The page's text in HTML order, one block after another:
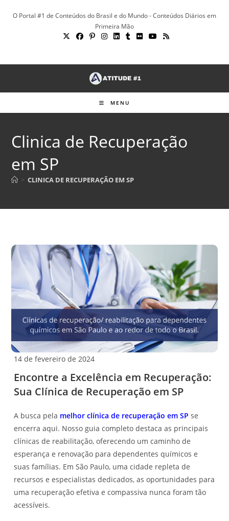
paraO Portal #1 de Conteúdos do Brasil e do Mundo - Conteúdos Diários em
Primeira Mão
MENU
Clinica de Recuperação
em SP
> CLINICA DE RECUPERAÇÃO EM SP
14 de fevereiro de 2024
Encontre a Excelência em Recuperação:
Sua Clínica de Recuperação em SP
A busca pela melhor clínica de recuperação em SP se
encerra aqui. Nosso guia completo destaca as principais
clínicas de reabilitação, oferecendo um caminho de
esperança e renovação para dependentes químicos e
suas famílias. Em São Paulo, uma cidade repleta de
recursos e especialistas dedicados, as oportunidades para
uma recuperação efetiva e compassiva nunca foram tão
acessíveis.